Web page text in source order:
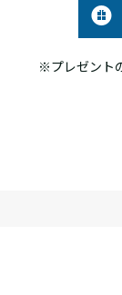
※プレゼント